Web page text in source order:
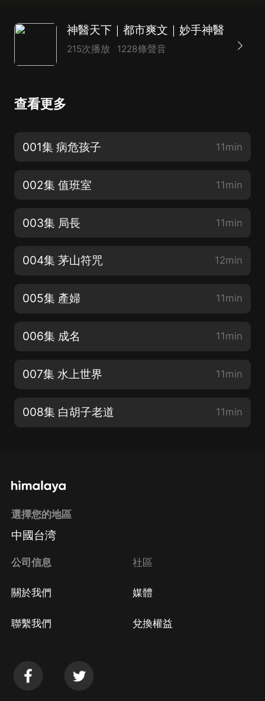
神醫天下｜都市爽文｜妙手神醫
215次播放 1228條聲音
查看更多
001集 病危孩子 11min
002集 值班室 11min
003集 局長 11min
004集 茅山符咒 12min
005集 產婦 11min
006集 成名 11min
007集 水上世界 11min
008集 白胡子老道 11min
選擇您的地區
中國台湾
公司信息
關於我們
聯繫我們
社區
媒體
兌換權益